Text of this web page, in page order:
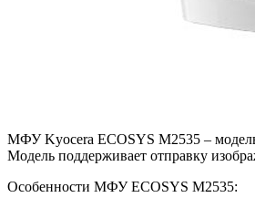
МФУ Kyocera ECOSYS M2535 –
Модель поддерживает отправку
Особенности МФУ ECOSYS M2535: